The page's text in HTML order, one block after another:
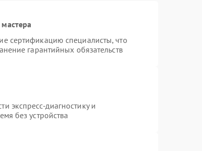
сертификацию специалисты, что
гарантийных обязательств
экспресс-диагностику и
без устройства